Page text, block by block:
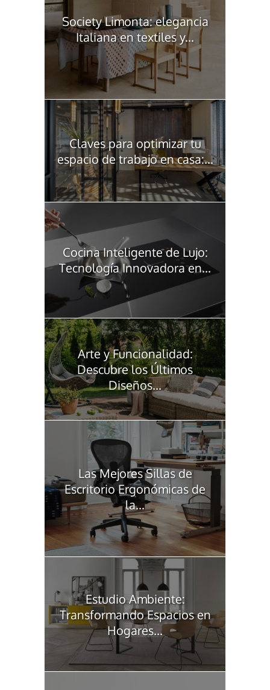
Society Limonta: elegancia
Italiana en textiles y...
Claves para optimizar tu
espacio de trabajo en casa:...
Cocina Inteligente de Lujo:
Tecnología Innovadora en...
Arte y Funcionalidad:
Descubre los Últimos
Diseños...
Las Mejores Sillas de
Escritorio Ergonómicas de
la...
Estudio Ambiente:
Transformando Espacios en
Hogares...